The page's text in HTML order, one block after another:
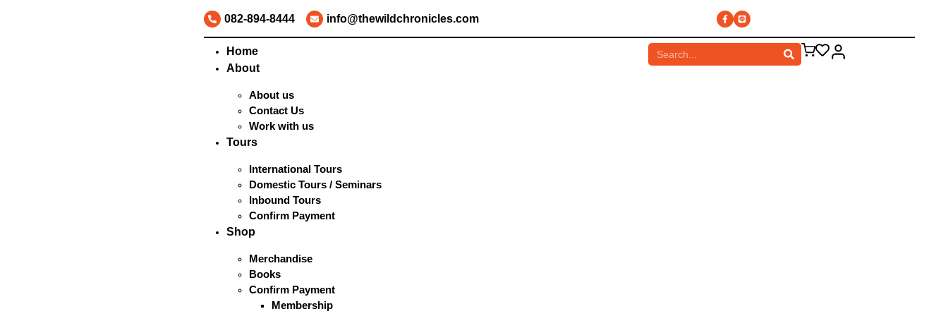
082-894-8444 info@thewildchronicles.com
Home
About
About us
Contact Us
Work with us
Tours
International Tours
Domestic Tours / Seminars
Inbound Tours
Confirm Payment
Shop
Merchandise
Books
Confirm Payment
Membership